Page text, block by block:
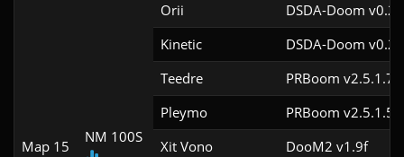
Map 15
NM 100S
Orii
DSDA-Doom
Kinetic
DSDA-Doom
Teedre
PRBoom
Pleymo
PRBoom
Xit Vono
DooM2 v1.9f